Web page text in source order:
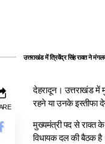
उत्तराखंड में त्रिवेंद्र सिंह रावत ने
देहरादून। उत्तराखंड में
रहने या उनके इस्तीफा
मुख्यमंत्री पद से रावत के
विधायक दल की बैठक